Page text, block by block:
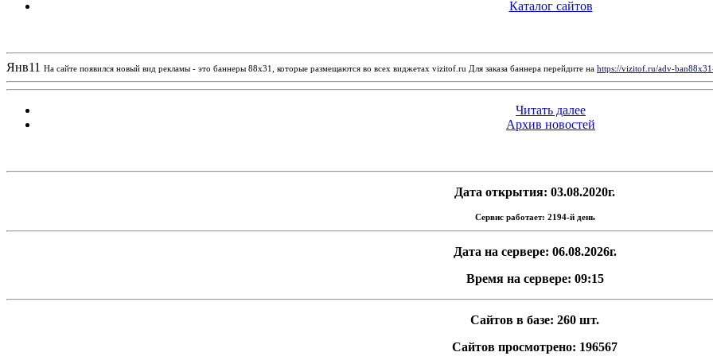
Каталог сайтов
Янв11 На сайте появился новый вид рекламы - это баннеры 88х31, которые размещаются во всех виджетах vizitof.ru Для заказа баннера перейдите на https://vizitof.ru/adv-
Читать далее
Архив новостей
Дата открытия: 03.08.2020г.
Сервис работает: 2194-й день
Дата на сервере: 06.08.2026г.
Время на сервере: 09:15
Сайтов в базе: 260 шт.
Сайтов просмотрено: 196567